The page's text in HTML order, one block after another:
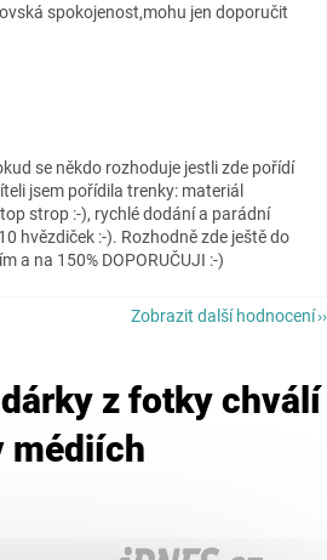
spokojenost,mohu jen doporučit
je 5 z 5 hvězdiček.
se někdo rozhoduje jestli zde pořídí
jsem pořídila trenky: materiál
strop :-), rychlé dodání a parádní
hvězdiček :-). Rozhodně zde ještě do
a na 150% DOPORUČUJI :-)
Zobrazit další hodnocení
z fotky chválí
médiích